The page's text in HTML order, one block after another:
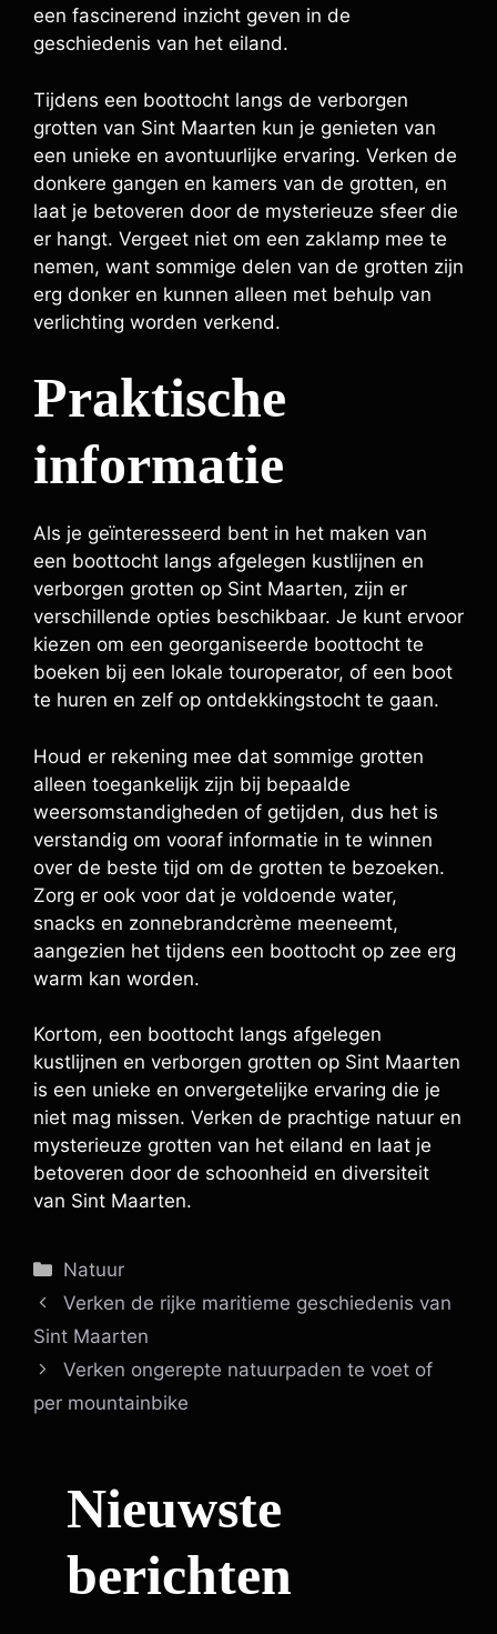
een fascinerend inzicht geven in de
geschiedenis van het eiland.
Tijdens een boottocht langs de verborgen
grotten van Sint Maarten kun je genieten van
een unieke en avontuurlijke ervaring. Verken de
donkere gangen en kamers van de grotten, en
laat je betoveren door de mysterieuze sfeer die
er hangt. Vergeet niet om een zaklamp mee te
nemen, want sommige delen van de grotten zijn
erg donker en kunnen alleen met behulp van
verlichting worden verkend.
Praktische
informatie
Als je geïnteresseerd bent in het maken van
een boottocht langs afgelegen kustlijnen en
verborgen grotten op Sint Maarten, zijn er
verschillende opties beschikbaar. Je kunt ervoor
kiezen om een georganiseerde boottocht te
boeken bij een lokale touroperator, of een boot
te huren en zelf op ontdekkingstocht te gaan.
Houd er rekening mee dat sommige grotten
alleen toegankelijk zijn bij bepaalde
weersomstandigheden of getijden, dus het is
verstandig om vooraf informatie in te winnen
over de beste tijd om de grotten te bezoeken.
Zorg er ook voor dat je voldoende water,
snacks en zonnebrandcrème meeneemt,
aangezien het tijdens een boottocht op zee erg
warm kan worden.
Kortom, een boottocht langs afgelegen
kustlijnen en verborgen grotten op Sint Maarten
is een unieke en onvergetelijke ervaring die je
niet mag missen. Verken de prachtige natuur en
mysterieuze grotten van het eiland en laat je
betoveren door de schoonheid en diversiteit
van Sint Maarten.
Categorieën
Natuur
Verken de rijke maritieme geschiedenis van
Sint Maarten
Verken ongerepte natuurpaden te voet of
per mountainbike
Nieuwste
berichten